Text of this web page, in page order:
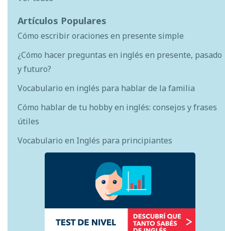
Artículos Populares
Cómo escribir oraciones en presente simple
¿Cómo hacer preguntas en inglés en presente, pasado
y futuro?
Vocabulario en inglés para hablar de la familia
Cómo hablar de tu hobby en inglés: consejos y frases
útiles
Vocabulario en Inglés para principiantes